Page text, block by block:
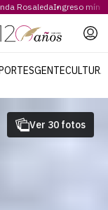
RosaledaIngreso
GENTECULTURA
Ver 30 fotos